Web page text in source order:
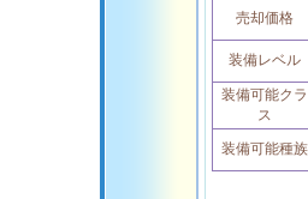
売却価格
装備レベル
装備可能クラ
ス
装備可能種族